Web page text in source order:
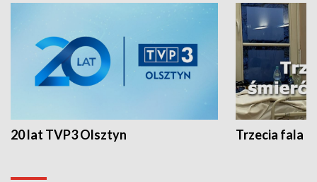
20 lat TVP3 Olsztyn Trzecia fala -